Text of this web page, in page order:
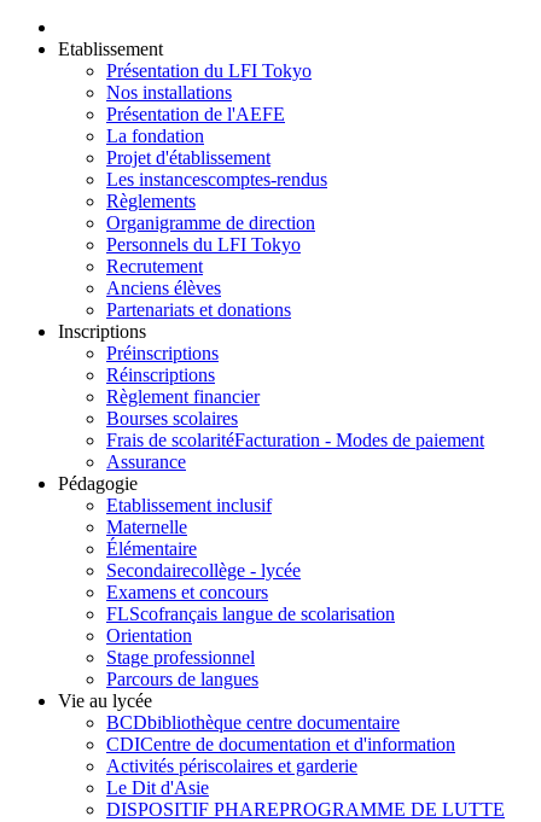
Etablissement
Présentation du LFI Tokyo
Nos installations
Présentation de l'AEFE
La fondation
Projet d'établissement
Les instancescomptes-rendus
Règlements
Organigramme de direction
Personnels du LFI Tokyo
Recrutement
Anciens élèves
Partenariats et donations
Inscriptions
Préinscriptions
Réinscriptions
Règlement financier
Bourses scolaires
Frais de scolaritéFacturation - Modes de paiement
Assurance
Pédagogie
Etablissement inclusif
Maternelle
Élémentaire
Secondairecollège - lycée
Examens et concours
FLScofrançais langue de scolarisation
Orientation
Stage professionnel
Parcours de langues
Vie au lycée
BCDbibliothèque centre documentaire
CDICentre de documentation et d'information
Activités périscolaires et garderie
Le Dit d'Asie
DISPOSITIF PHAREPROGRAMME DE LUTTE